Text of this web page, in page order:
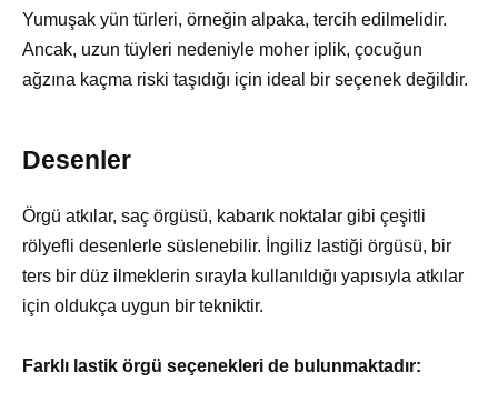
Yumuşak yün türleri, örneğin alpaka, tercih edilmelidir.
Ancak, uzun tüyleri nedeniyle moher iplik, çocuğun
ağzına kaçma riski taşıdığı için ideal bir seçenek değildir.
Desenler
Örgü atkılar, saç örgüsü, kabarık noktalar gibi çeşitli
rölyefli desenlerle süslenebilir. İngiliz lastiği örgüsü, bir
ters bir düz ilmeklerin sırayla kullanıldığı yapısıyla atkılar
için oldukça uygun bir tekniktir.
Farklı lastik örgü seçenekleri de bulunmaktadır: